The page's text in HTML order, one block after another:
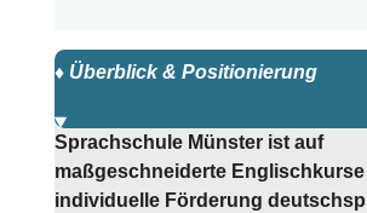
♦️ Überblick & Positionierung
Sprachschule Münster ist auf
maßgeschneiderte
individuelle Förderung